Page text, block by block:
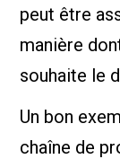
peut être
manière
souhaite le
Un bon
chaîne de